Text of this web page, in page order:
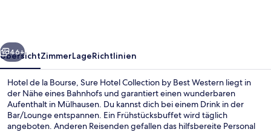
Collection
by
Best
Western
Weiter
46+
ÜbersichtZimmerLageRichtlinien
Hotel de la Bourse, Sure Hotel Collection by Best Western liegt in
der Nähe eines Bahnhofs und garantiert einen wunderbaren
Aufenthalt in Mülhausen. Du kannst dich bei einem Drink in der
Bar/Lounge entspannen. Ein Frühstücksbuffet wird täglich
angeboten. Anderen Reisenden gefallen das hilfsbereite Personal